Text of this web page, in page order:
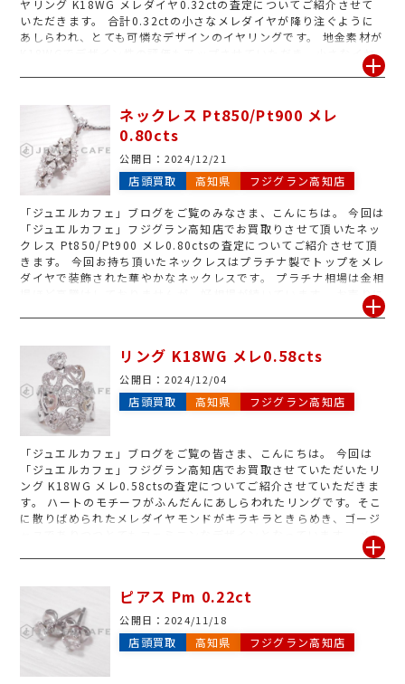
ヤリング K18WG メレダイヤ0.32ctの査定についてご紹介させて
いただきます。 合計0.32ctの小さなメレダイヤが降り注ぐように
あしらわれ、とても可憐なデザインのイヤリングです。 地金素材が
K18WGでデザイン性の評価もアップさせていただき、小さなイヤ
リングでも高価買取とさせていただくことができました。 金相場
鏡枠など、金製品が高く売れます。 不要になった金のジュエリーや
引き出しに眠っている金縁眼鏡、動かなくなってしまった金時計な
どありましたら「ジュエルカフェ」フジグラン高知店の無料査定へ
お持ち下さい。
ネックレス Pt850/Pt900 メレ
0.80cts
公開日： 2024/12/21
店頭買取 高知県 フジグラン高知店
「ジュエルカフェ」ブログをご覧のみなさま、こんにちは。 今回は
「ジュエルカフェ」フジグラン高知店でお買取りさせて頂いたネッ
クレス Pt850/Pt900 メレ0.80ctsの査定についてご紹介させて頂
きます。 今回お持ち頂いたネックレスはプラチナ製でトップをメレ
ダイヤで装飾された華やかなネックレスです。 プラチナ相場は金相
場ほど高騰はしておりませんが、好相場が続いています。 お売りに
なるには良い機会ですので、着けなくなったジュエリーやコイン、
お申し付け下さいませ。
リング K18WG メレ0.58cts
公開日： 2024/12/04
店頭買取 高知県 フジグラン高知店
「ジュエルカフェ」ブログをご覧の皆さま、こんにちは。 今回は
「ジュエルカフェ」フジグラン高知店でお買取させていただいたリ
ング K18WG メレ0.58ctsの査定についてご紹介させていただきま
す。 ハートのモチーフがふんだんにあしらわれたリングです。そこ
に散りばめられたメレダイヤモンドがキラキラときらめき、ゴージ
ャスでありつつとてもフェミニンなデザインとなっています。 メレ
ダイヤモンドはダイヤモンドそのものに金額は付きませんが、今回
価買取とさせていただくことができました。 使わなくなってしまっ
たり、壊れた・石が取れたなどのジュエリーも、ご売却を考えるな
ら今がチャンスです。ぜひ「ジュエルカフェ」の無料査定をお気軽
にご利用下さいませ。
ピアス Pm 0.22ct
公開日： 2024/11/18
店頭買取 高知県 フジグラン高知店